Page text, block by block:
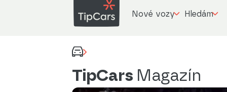
Nové vozy Hledám
TipCars Magazín